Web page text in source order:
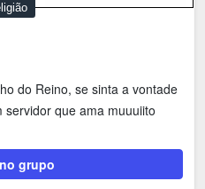
do Reino, se sinta a vontade
que ama muuuiito
grupo